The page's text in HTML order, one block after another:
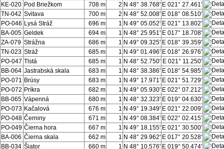
KE-020 Pod Briežkom 708 m 2 N 48° 38.768' E 021° 27.461'
TN-042 Svitava 700 m 2 N 48° 52.008' E 018° 08.510'
PO-046 Lysá Stráž 696 m 1 N 49° 05.052' E 021° 13.802'
BA-005 Geldek 694 m 1 N 48° 25.951' E 017° 18.708'
ZA-079 Strážna 686 m 1 N 49° 09.325' E 018° 39.359'
TN-023 Stráž 685 m 1 N 49° 01.496' E 018° 26.976'
PO-047 Tlstá 685 m 1 N 48° 52.750' E 021° 11.250'
BB-064 Jastrabská skala 683 m 1 N 48° 38.386' E 018° 54.985'
PO-071 Brúsy 683 m 1 N 49° 17.971' E 021° 51.729'
PO-072 Príkra 682 m 1 N 49° 05.930' E 022° 07.212'
BB-065 Vápenná 680 m 1 N 48° 32.323' E 019° 04.630'
PO-073 Kačalová 676 m 1 N 49° 19.349' E 021° 22.009'
PO-048 Černiny 671 m 1 N 49° 08.384' E 022° 02.415'
PO-049 Čierna hora 667 m 1 N 49° 18.155' E 021° 30.500'
BA-006 Čierna skala 662 m 1 N 48° 29.962' E 017° 20.528'
BB-034 Šiator 660 m 1 N 48° 10.576' E 019° 50.474'